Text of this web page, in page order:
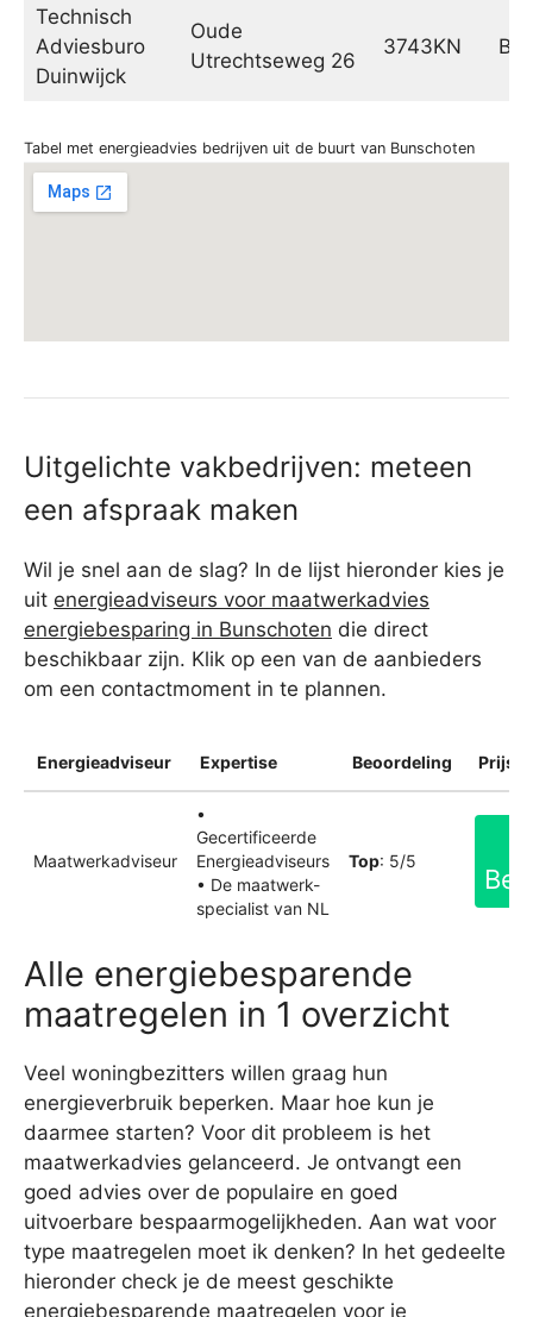
Technisch
Adviesburo
Duinwijck
Oude
Utrechtseweg 26
3743KN
Tabel met energieadvies bedrijven uit de buurt van Bunschoten
Uitgelichte vakbedrijven: meteen
een afspraak maken
Wil je snel aan de slag? In de lijst hieronder kies je
uit energieadviseurs voor maatwerkadvies
energiebesparing in Bunschoten die direct
beschikbaar zijn. Klik op een van de aanbieders
om een contactmoment in te plannen.
Energieadviseur Expertise Beoordeling
Maatwerkadviseur
•
Gecertificeerde
Energieadviseurs
• De maatwerk-
specialist van NL
Top: 5/5
Alle energiebesparende
maatregelen in 1 overzicht
Veel woningbezitters willen graag hun
energieverbruik beperken. Maar hoe kun je
daarmee starten? Voor dit probleem is het
maatwerkadvies gelanceerd. Je ontvangt een
goed advies over de populaire en goed
uitvoerbare bespaarmogelijkheden. Aan wat voor
type maatregelen moet ik denken? In het gedeelte
hieronder check je de meest geschikte
energiebesparende maatregelen voor je